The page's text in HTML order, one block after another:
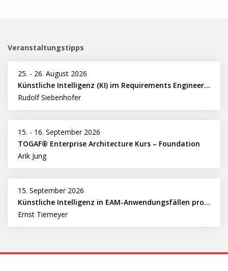
Veranstaltungstipps
25. - 26. August 2026
Künstliche Intelligenz (KI) im Requirements Engineering erfolgreich einsetzen
Rudolf Siebenhofer
15. - 16. September 2026
TOGAF® Enterprise Architecture Kurs – Foundation
Arik Jung
15. September 2026
Künstliche Intelligenz in EAM-Anwendungsfällen professionell nutzen
Ernst Tiemeyer